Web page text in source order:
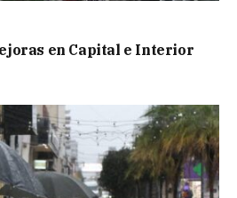
en Capital e Interior